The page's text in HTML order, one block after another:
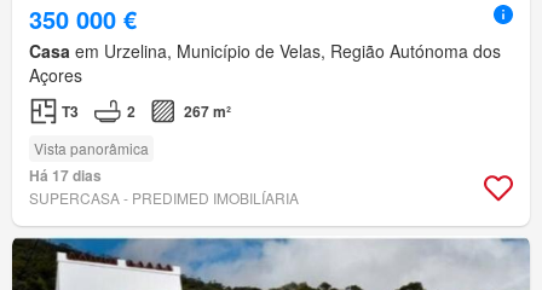
350 000 €
Casa em Urzelina, Município de Velas, Região Autónoma dos
Açores
T3 2 267 m²
Vista panorâmica
Há 17 dias
SUPERCASA - PREDIMED IMOBILÍARIA